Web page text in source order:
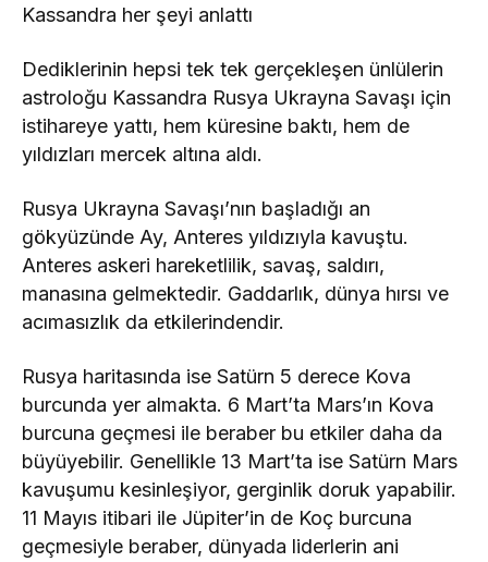
Kassandra her şeyi anlattı
Dediklerinin hepsi tek tek gerçekleşen ünlülerin
astroloğu Kassandra Rusya Ukrayna Savaşı için
istihareye yattı, hem küresine baktı, hem de
yıldızları mercek altına aldı.
Rusya Ukrayna Savaşı’nın başladığı an
gökyüzünde Ay, Anteres yıldızıyla kavuştu.
Anteres askeri hareketlilik, savaş, saldırı,
manasına gelmektedir. Gaddarlık, dünya hırsı ve
acımasızlık da etkilerindendir.
Rusya haritasında ise Satürn 5 derece Kova
burcunda yer almakta. 6 Mart’ta Mars’ın Kova
burcuna geçmesi ile beraber bu etkiler daha da
büyüyebilir. Genellikle 13 Mart’ta ise Satürn Mars
kavuşumu kesinleşiyor, gerginlik doruk yapabilir.
11 Mayıs itibari ile Jüpiter’in de Koç burcuna
geçmesiyle beraber, dünyada liderlerin ani